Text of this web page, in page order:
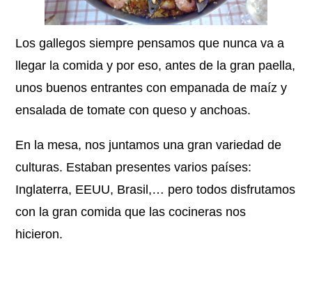
Los gallegos siempre pensamos que nunca va a
llegar la comida y por eso, antes de la gran paella,
unos buenos entrantes con empanada de maíz y
ensalada de tomate con queso y anchoas.
En la mesa, nos juntamos una gran variedad de
culturas. Estaban presentes varios países:
Inglaterra, EEUU, Brasil,… pero todos disfrutamos
con la gran comida que las cocineras nos
hicieron.